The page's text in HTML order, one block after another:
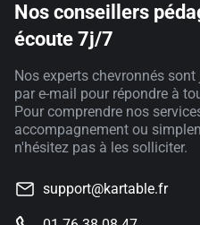
Nos conseillers
écoute 7j/7
Nos experts chevronnés
par e-mail pour répondre à
Pour comprendre nos
accompagnement ou
n'hésitez pas à les solliciter.
support@kartable.fr